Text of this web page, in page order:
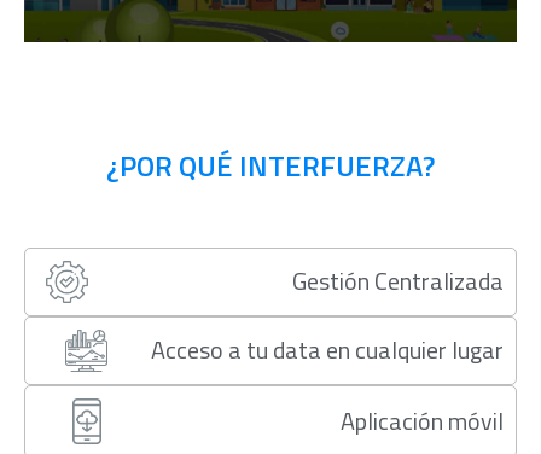
¿POR QUÉ INTERFUERZA?
Gestión Centralizada
Acceso a tu data en cualquier lugar
Aplicación móvil